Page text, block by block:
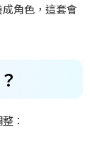
角色，這套會
：